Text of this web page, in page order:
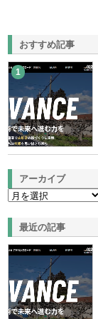
おすすめ記事
1
アーカイブ
最近の記事